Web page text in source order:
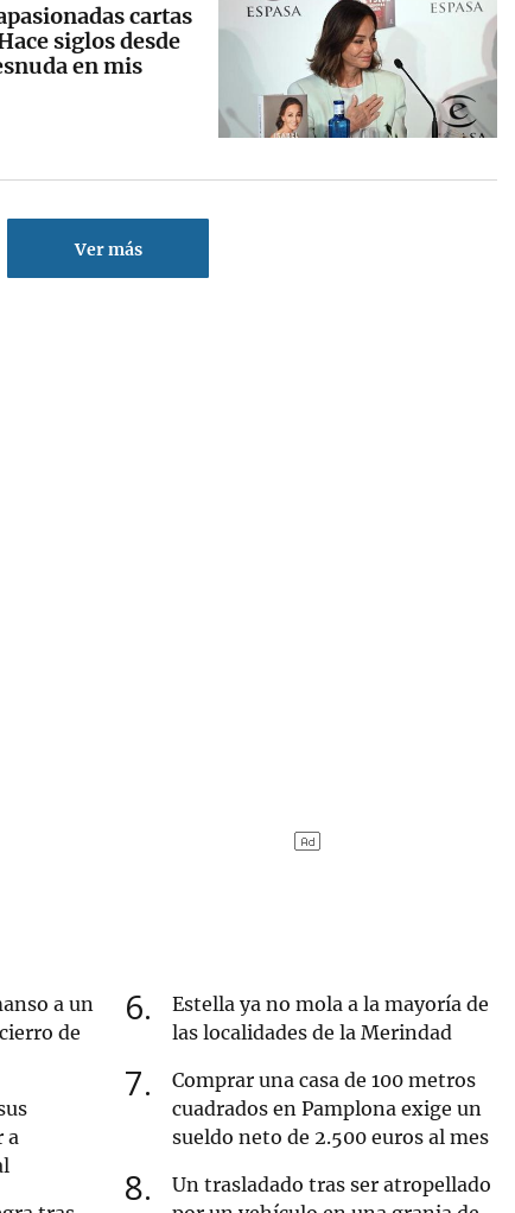
cartas
siglos desde
en mis
Ver más
a un
de
a
6
Estella ya no mola a la mayoría de
las localidades de la Merindad
7
Comprar una casa de 100 metros
cuadrados en Pamplona exige un
sueldo neto de 2.500 euros al mes
8
Un trasladado tras ser atropellado